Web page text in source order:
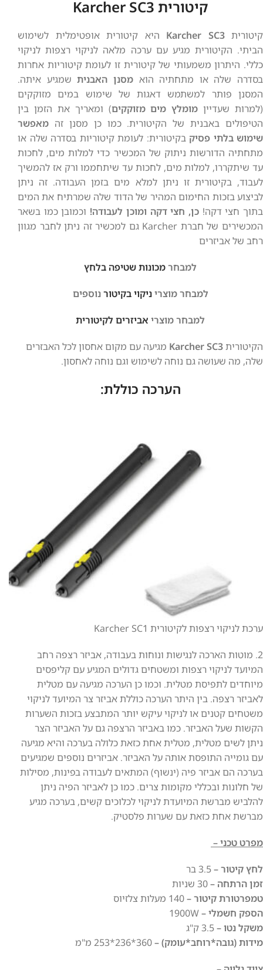
קיטורית Karcher SC3
קיטוריתKarcher SC3 היא קיטורית אופטימלית לשימוש
הביתי. הקיטורית מגיע עם ערכה מלאה לניקוי רצפות לניקוי
כללי. היתרון משמעותי של קיטורית זו לעומת קיטוריות אחרות
בסדרה שלה או מתחתיה הואמסנן האבניתשמגיע איתה.
המסנן פותר למשתמש דאגות של שימוש במים מזוקקים
(למרות שעדיין מומלץ מים מזוקקים) ומאריך את הזמן בין
הטיפולים באבנית של הקיטורית. כמו כן מסנן זה מאפשר
שימוש בלתי פסיק בקיטורית: לעומת קיטוריות בסדרה שלה או
מתחתיה הדורשות ניתוק של המכשיר כדי למלות מים, לחכות
עד שיתקררו, למלות מים, לחכות עד שיתחממו ורק אז להמשיך
לעבוד, בקיטורית זו ניתן למלא מים בזמן העבודה. זה ניתן
לביצוע בזכות החימום המהיר של הדוד שלה שמרתיח את המים
בתוך חצי דקה!כן, חצי דקה ומוכן לעבודה! וכמובן כמו בשאר
המכשירים של חברת Karcher גם למכשיר זה ניתן לחבר מגוון
רחב של אביזרים
למבחרמכונות שטיפה בלחץ
למבחר מוצריניקוי בקיטור נוספים
למבחר מוצרי אביזרים לקיטורית
הקיטוריתKarcher SC3 מגיעה עם מקום אחסון לכל האבזרים
שלה, מה שעושה גם נוחה לשימוש וגם נוחה לאחסון.
הערכה כוללת:
ערכת לניקוי רצפות לקיטורית Karcher SC1
2. מוטות הארכה לנגישות ונוחות בעבודה, אביזר רצפה רחב
המיועד לניקוי רצפות ומשטחים גדולים המגיע עם קליפסים
מיוחדים לתפיסת מטלית. וכמו כן הערכה מגיעה עם מטלית
לאביזר רצפה. בין היתר הערכה כוללת אביזר צר המיועד לניקוי
משטחים קטנים או לניקוי עיקש יותר המתבצע בזכות השערות
הקשות שעל האביזר. כמו באביזר הרצפה גם על האביזר הצר
ניתן לשים מטלית, מטלית אחת כזאת כלולה בערכה והיא מגיעה
עם גומייה התופסת אותה על האביזר. אביזרים נוספים שמגיעים
בערכה הם אביזר פיה (ינשוף) המתאים לעבודה בפינות, מסילות
של חלונות ובכללי מקומות צרים. כמו כן לאביזר הפיה ניתן
להלביש מברשת המיועדת לניקוי לכלוכים קשים, בערכה מגיע
מברשת אחת כזאת עם שערות פלסטיק.
מפרט טכני –
לחץ קיטור –
זמן הרתחה –
טמפרטורת קיטור –
הספק חשמלי –
משקל נטו –
מידות (גובה*רוחב*עומק) –360*236*253 מ"מ